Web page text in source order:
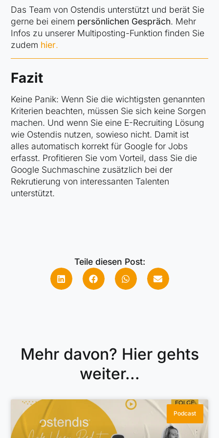
Das Team von Ostendis unterstützt und berät Sie
gerne bei einem persönlichen Gespräch. Mehr
Infos zu unserer Multiposting-Funktion finden Sie
zudem hier.
Fazit
Keine Panik: Wenn Sie die wichtigsten genannten
Kriterien beachten, müssen Sie sich keine Sorgen
machen. Und wenn Sie eine E-Recruiting Lösung
wie Ostendis nutzen, sowieso nicht. Damit ist
alles automatisch korrekt für Google for Jobs
erfasst. Profitieren Sie vom Vorteil, dass Sie die
Google Suchmaschine zusätzlich bei der
Rekrutierung von interessanten Talenten
unterstützt.
Teile diesen Post:
Mehr davon? Hier gehts
weiter...
Podcast